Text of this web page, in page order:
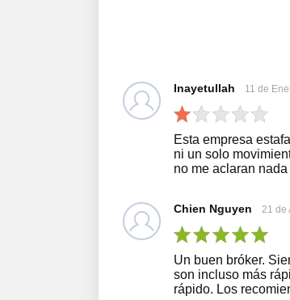
Inayetullah 11 de
Esta empresa
ni un solo
no me aclaran
Chien Nguyen 21 de
Un buen bróker.
son incluso más
rápido. Los